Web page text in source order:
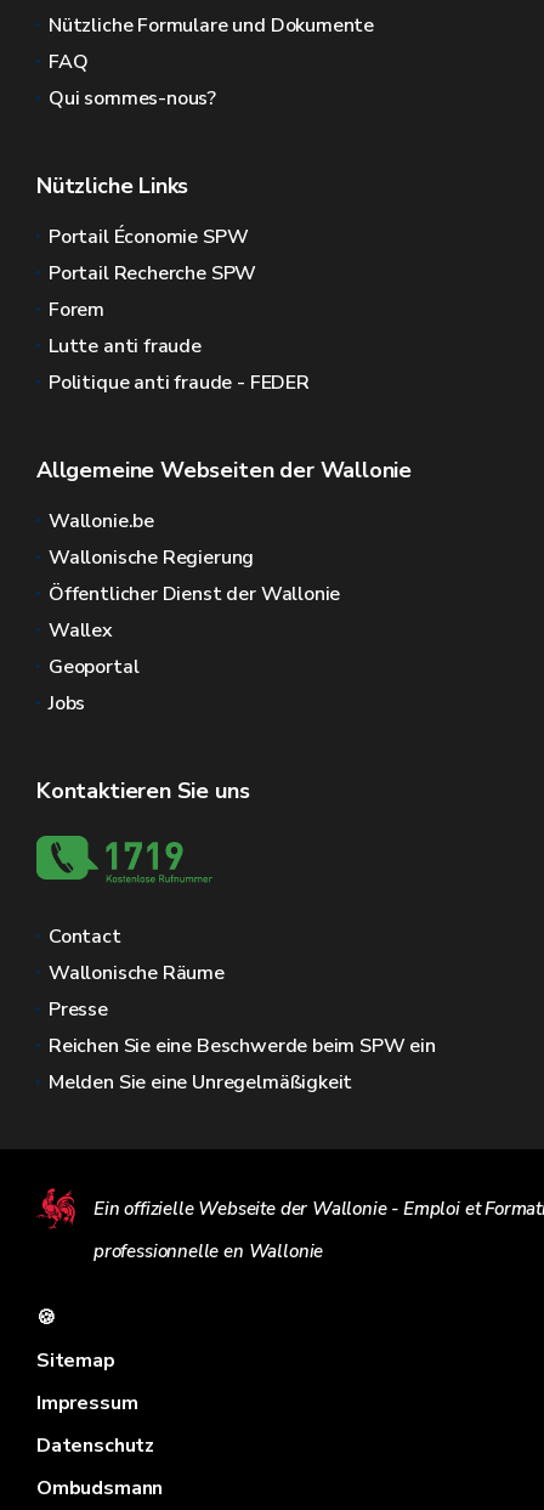
Nützliche Formulare und Dokumente
FAQ
Qui sommes-nous?
Nützliche Links
Portail Économie SPW
Portail Recherche SPW
Forem
Lutte anti fraude
Politique anti fraude - FEDER
Allgemeine Webseiten der Wallonie
Wallonie.be
Wallonische Regierung
Öffentlicher Dienst der Wallonie
Wallex
Geoportal
Jobs
Kontaktieren Sie uns
Contact
Wallonische Räume
Presse
Reichen Sie eine Beschwerde beim SPW ein
Melden Sie eine Unregelmäßigkeit
Ein offizielle Webseite der Wallonie - Emploi et
professionnelle en Wallonie
🍪
Sitemap
Impressum
Datenschutz
Ombudsmann